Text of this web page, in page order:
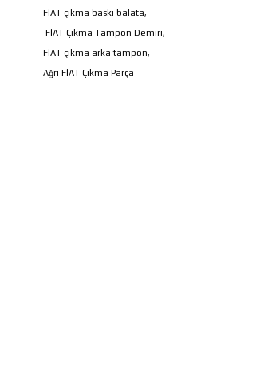
FİAT çıkma baskı balata,
FİAT Çıkma Tampon Demiri,
FİAT çıkma arka tampon,
Ağrı FİAT Çıkma Parça